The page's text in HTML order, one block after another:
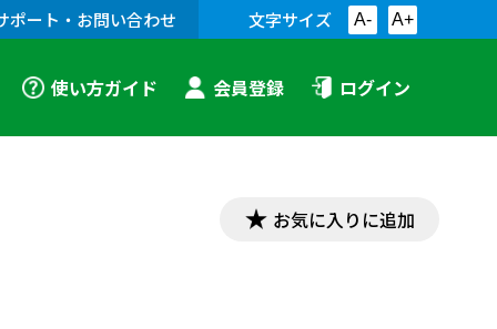
ポート・お問い合わせ 文字サイズ A- A+
使い方ガイド 会員登録 ログイン
お気に入りに追加